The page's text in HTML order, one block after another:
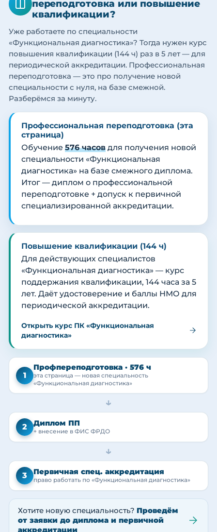
переподготовка или повышение
квалификации?
Уже работаете по специальности
«Функциональная диагностика»? Тогда нужен курс
повышения квалификации (144 ч) раз в 5 лет — для
периодической аккредитации. Профессиональная
переподготовка — это про получение новой
специальности с нуля, на базе смежной.
Разберёмся за минуту.
Профессиональная переподготовка (эта
страница)
Обучение 576 часов для получения новой
специальности «Функциональная
диагностика» на базе смежного диплома.
Итог — диплом о профессиональной
переподготовке + допуск к первичной
специализированной аккредитации.
Повышение квалификации (144 ч)
Для действующих специалистов
«Функциональная диагностика» — курс
поддержания квалификации, 144 часа за 5
лет. Даёт удостоверение и баллы НМО для
периодической аккредитации.
Открыть курс ПК «Функциональная
диагностика»
1
Профпереподготовка · 576 ч
эта страница — новая специальность
«Функциональная диагностика»
→
2 Диплом ПП
+ внесение в ФИС ФРДО
→
3 Первичная спец. аккредитация
право работать по «Функциональная диагностика»
Хотите новую специальность? Проведём
от заявки до диплома и первичной
аккредитации